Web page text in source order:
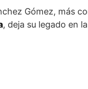
Gómez, más
, deja su legado en